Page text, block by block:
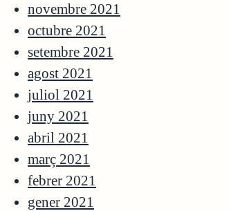
novembre 2021
octubre 2021
setembre 2021
agost 2021
juliol 2021
juny 2021
abril 2021
març 2021
febrer 2021
gener 2021